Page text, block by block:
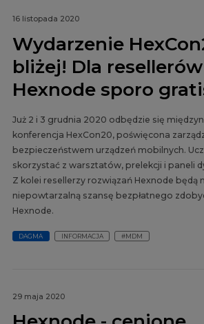
16 listopada 2020
Wydarzenie
bliżej! Dla resellerów
Hexnode sporo
Już 2 i 3 grudnia 2020 odbędzie się
konferencja HexCon20, poświęcona
bezpieczeństwem urządzeń mobilnych.
skorzystać z warsztatów, prelekcji i paneli
Z kolei resellerzy rozwiązań Hexnode będą
niepowtarzalną szansę bezpłatnego
Hexnode.
DAGMA INFORMACJA #MDM
29 maja 2020